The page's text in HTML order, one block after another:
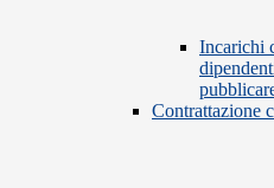
Incarichi
Contrattazione